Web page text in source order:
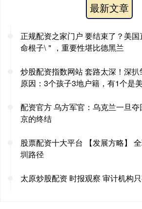
最新文章
正规配资之家门户 要结束了？美国
命根子\＂，重要性堪比德黑兰
炒股配资指数网站 套路太深！深
原因：3个孩子3地户籍，有1个是
配资官方 乌方军官：乌克兰一旦
京的终结
股票配资十大平台 【发展方略】
圳路径
太原炒股配资 时报观察 审计机构只